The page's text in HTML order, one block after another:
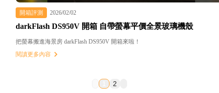
開箱評測 2026/02/02
darkFlash DS950V 開箱 自帶螢幕平價全景玻璃機殼
把螢幕搬進海景房 darkFlash DS950V 開箱來啦！
閱讀更多內容
2